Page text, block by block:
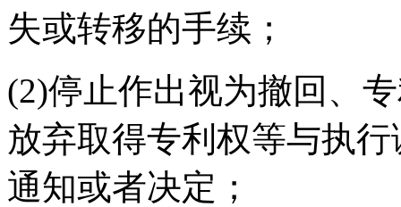
失或转移的手续；
(2)停止作出视为撤回、
放弃取得专利权等与执
通知或者决定；